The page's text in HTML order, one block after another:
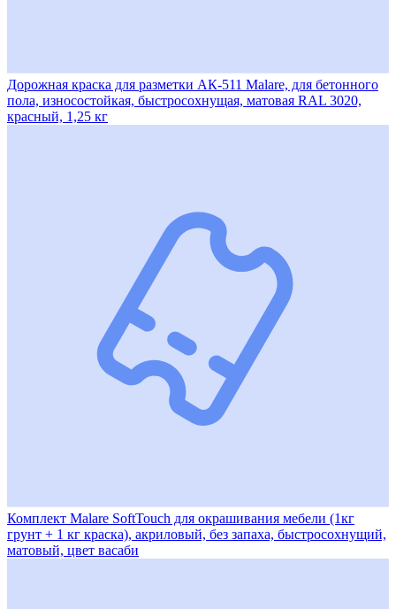
Дорожная краска для разметки АК-511 Malare, для бетонного
пола, износостойкая, быстросохнущая, матовая RAL 3020,
красный, 1,25 кг
Комплект Malare SoftTouch для окрашивания мебели (1кг
грунт + 1 кг краска), акриловый, без запаха, быстросохнущий,
матовый, цвет васаби